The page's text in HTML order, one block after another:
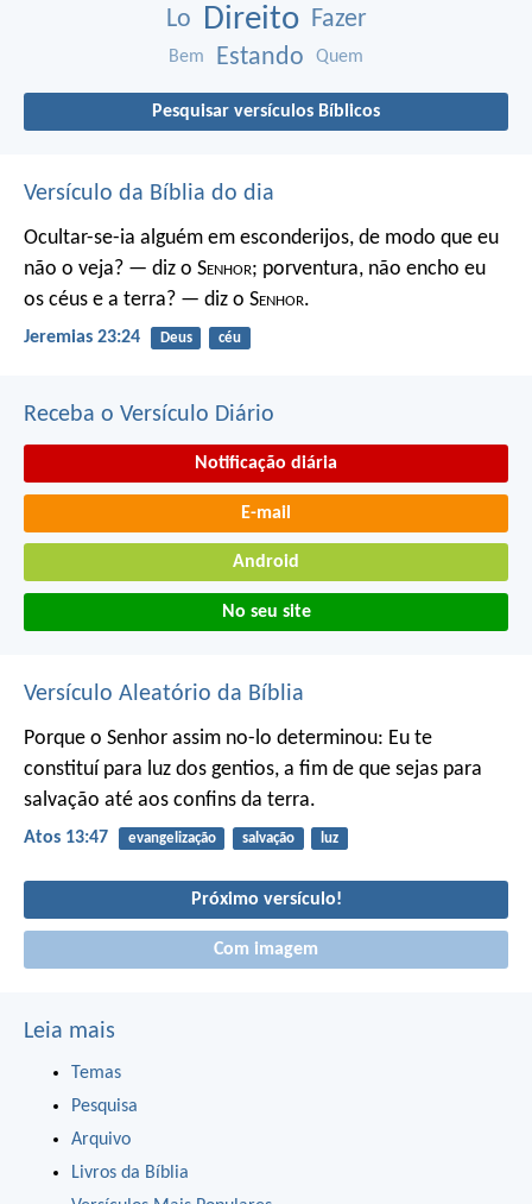
Lo Direito Fazer
Bem Estando Quem
Pesquisar versículos Bíblicos
Versículo da Bíblia do dia
Ocultar-se-ia alguém em esconderijos, de modo que eu
não o veja? — diz o Senhor; porventura, não encho eu
os céus e a terra? — diz o Senhor.
Jeremias 23:24 Deus céu
Receba o Versículo Diário
Notificação diária
E-mail
Android
No seu site
Versículo Aleatório da Bíblia
Porque o Senhor assim no-lo determinou: Eu te
constituí para luz dos gentios, a fim de que sejas para
salvação até aos confins da terra.
Atos 13:47 evangelização salvação luz
Próximo versículo!
Com imagem
Leia mais
Temas
Pesquisa
Arquivo
Livros da Bíblia